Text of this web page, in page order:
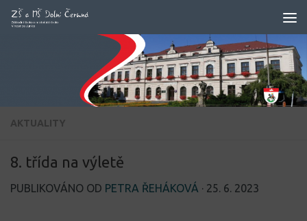
Skip to content
AKTUALITY
8. třída na výletě
PUBLIKOVÁNO OD PETRA ŘEHÁKOVÁ · 25. 6. 2023